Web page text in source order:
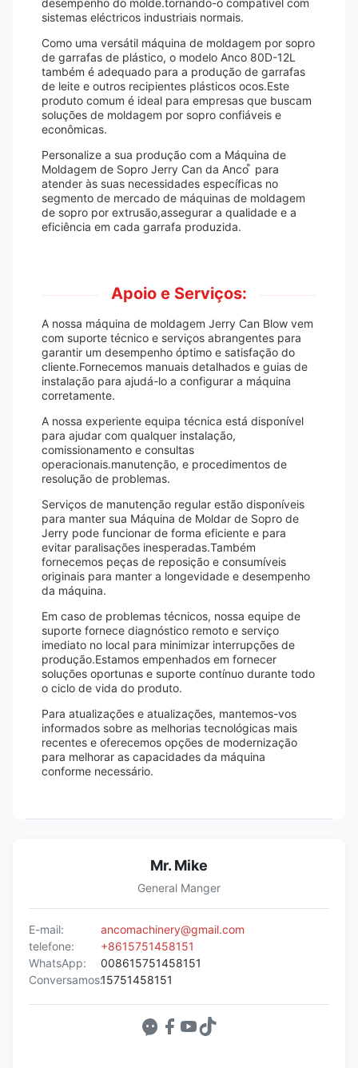
desempenho do molde.tornando-o compatível com
sistemas eléctricos industriais normais.
Como uma versátil máquina de moldagem por sopro
de garrafas de plástico, o modelo Anco 80D-12L
também é adequado para a produção de garrafas
de leite e outros recipientes plásticos ocos.Este
produto comum é ideal para empresas que buscam
soluções de moldagem por sopro confiáveis e
econômicas.
Personalize a sua produção com a Máquina de
Moldagem de Sopro Jerry Can da Anco ̊ para
atender às suas necessidades específicas no
segmento de mercado de máquinas de moldagem
de sopro por extrusão,assegurar a qualidade e a
eficiência em cada garrafa produzida.
Apoio e Serviços:
A nossa máquina de moldagem Jerry Can Blow vem
com suporte técnico e serviços abrangentes para
garantir um desempenho óptimo e satisfação do
cliente.Fornecemos manuais detalhados e guias de
instalação para ajudá-lo a configurar a máquina
corretamente.
A nossa experiente equipa técnica está disponível
para ajudar com qualquer instalação,
comissionamento e consultas
operacionais.manutenção, e procedimentos de
resolução de problemas.
Serviços de manutenção regular estão disponíveis
para manter sua Máquina de Moldar de Sopro de
Jerry pode funcionar de forma eficiente e para
evitar paralisações inesperadas.Também
fornecemos peças de reposição e consumíveis
originais para manter a longevidade e desempenho
da máquina.
Em caso de problemas técnicos, nossa equipe de
suporte fornece diagnóstico remoto e serviço
imediato no local para minimizar interrupções de
produção.Estamos empenhados em fornecer
soluções oportunas e suporte contínuo durante todo
o ciclo de vida do produto.
Para atualizações e atualizações, mantemos-vos
informados sobre as melhorias tecnológicas mais
recentes e oferecemos opções de modernização
para melhorar as capacidades da máquina
conforme necessário.
Mr. Mike
General Manger
E-mail:
ancomachinery@gmail.com
telefone:
+8615751458151
WhatsApp:
008615751458151
Conversamos:15751458151